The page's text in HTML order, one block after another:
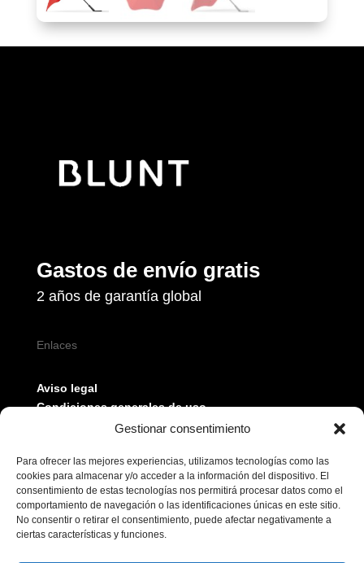
Gestionar consentimiento
Para ofrecer las mejores experiencias, utilizamos tecnologías como las
cookies para almacenar y/o acceder a la información del dispositivo. El
consentimiento de estas tecnologías nos permitirá procesar datos como el
comportamiento de navegación o las identificaciones únicas en este sitio.
No consentir o retirar el consentimiento, puede afectar negativamente a
ciertas características y funciones.
Gastos de envío gratis
2 años de garantía global
Enlaces
Aviso legal
Condiciones generales de uso
Política de privacidad